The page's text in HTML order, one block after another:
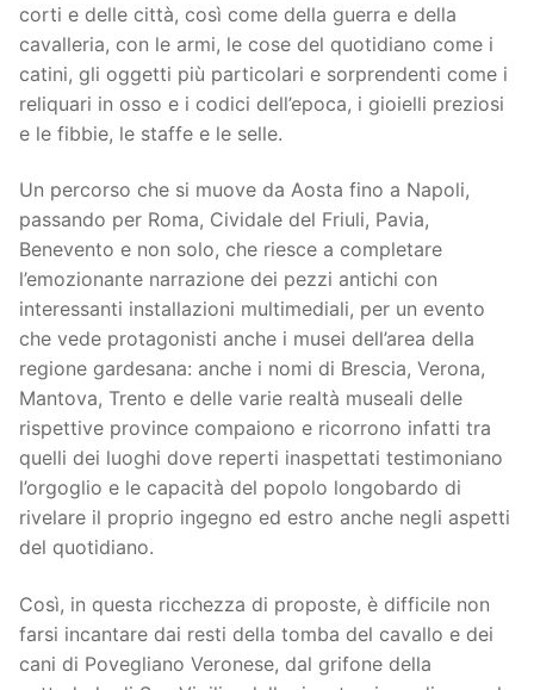
corti e delle città, così come della guerra e della
cavalleria, con le armi, le cose del quotidiano come i
catini, gli oggetti più particolari e sorprendenti come i
reliquari in osso e i codici dell’epoca, i gioielli preziosi
e le fibbie, le staffe e le selle.
Un percorso che si muove da Aosta fino a Napoli,
passando per Roma, Cividale del Friuli, Pavia,
Benevento e non solo, che riesce a completare
l’emozionante narrazione dei pezzi antichi con
interessanti installazioni multimediali, per un evento
che vede protagonisti anche i musei dell’area della
regione gardesana: anche i nomi di Brescia, Verona,
Mantova, Trento e delle varie realtà museali delle
rispettive province compaiono e ricorrono infatti tra
quelli dei luoghi dove reperti inaspettati testimoniano
l’orgoglio e le capacità del popolo longobardo di
rivelare il proprio ingegno ed estro anche negli aspetti
del quotidiano.
Così, in questa ricchezza di proposte, è difficile non
farsi incantare dai resti della tomba del cavallo e dei
cani di Povegliano Veronese, dal grifone della